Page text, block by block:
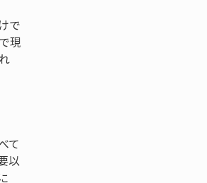
で
現
て
以